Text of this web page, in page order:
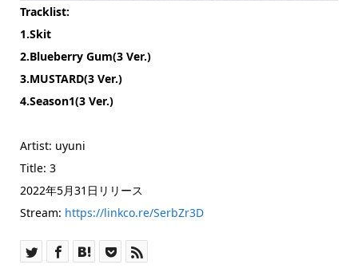
Tracklist:
1.Skit
2.Blueberry Gum(3 Ver.)
3.MUSTARD(3 Ver.)
4.Season1(3 Ver.)
Artist: uyuni
Title: 3
2022年5月31日リリース
Stream: https://linkco.re/SerbZr3D